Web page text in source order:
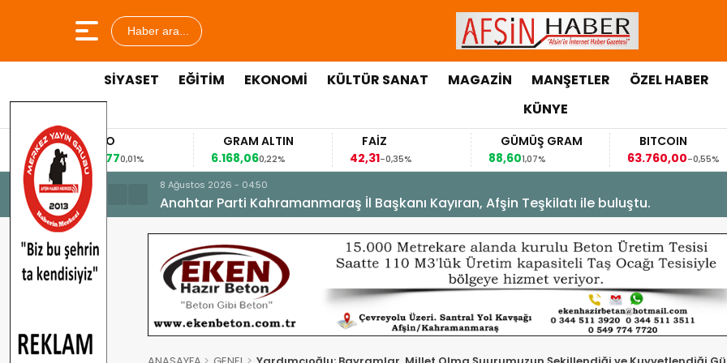
Haber ara...
SİYASET EĞİTİM EKONOMİ KÜLTÜR SANAT MAGAZİN MANŞETLER ÖZEL HABER
KÜNYE
EURO
53,8477
0,01%
GRAM ALTIN
6.168,060,22%
42,31-0,35%
GÜMÜŞ GRAM
88,601,07%
BITCOIN
63.760,00-0,55%
8 Ağustos 2026 - 04:50
Anahtar Parti Kahramanmaraş İl Başkanı Kayıran, Afşin Teşkilatı ile buluştu.